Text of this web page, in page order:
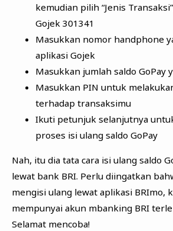
kemudian pilih “Jenis
Gojek 301341
Masukkan nomor handphone
aplikasi Gojek
Masukkan jumlah saldo GoPay
Masukkan PIN untuk
terhadap transaksimu
Ikuti petunjuk selanjutnya
proses isi ulang saldo GoPay
Nah, itu dia tata cara isi ulang saldo
lewat bank BRI. Perlu diingatkan
mengisi ulang lewat aplikasi BRImo,
mempunyai akun mbanking BRI
Selamat mencoba!